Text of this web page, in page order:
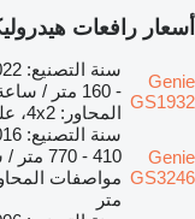
أسعار رافعات
Genie
GS1932
- 160 متر /
المحاور: 4x2، علو ارتفاع للرفع: 6 متر
Genie
GS3246
410 -
متر